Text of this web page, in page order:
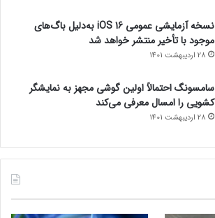
نسخه آزمایشی عمومی iOS 16 به‌دلیل باگ‌های
موجود با تأخیر منتشر خواهد شد
28 اردیبهشت 1401
سامسونگ احتمالاً اولین گوشی مجهز به نمایشگر
کشویی را امسال معرفی می‌کند
28 اردیبهشت 1401